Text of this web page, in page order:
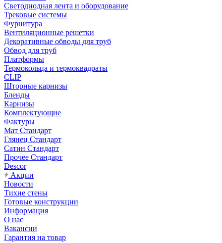
Светодиодная лента и оборудование
Трековые системы
Фурнитура
Вентиляционные решетки
Декоративные обводы для труб
Обвод для труб
Платформы
Термокольца и термоквадраты
CLIP
Шторные карнизы
Бленды
Карнизы
Комплектующие
Фактуры
Мат Стандарт
Глянец Стандарт
Сатин Стандарт
Прочее Стандарт
Descor
Акции
Новости
Тихие стены
Готовые конструкции
Информация
О нас
Вакансии
Гарантия на товар